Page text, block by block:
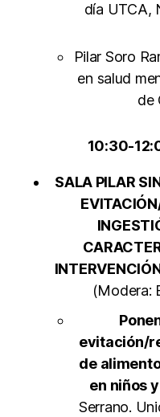
día UTCA,
Pilar Soro
en salud
de
10:30-
SALA PILAR
(Modera:
evitación/
de
en niños
Serrano.